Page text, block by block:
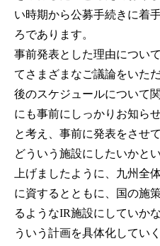
い時期から公募手続きに着
ろであります。
事前発表とした理由につい
てさまざまなご議論をいた
後のスケジュールについて
にも事前にしっかりお知ら
と考え、事前に発表をさせ
どういう施設にしたいかと
上げましたように、九州全
に資するとともに、国の施
るようなIR施設にしていか
ういう計画を具体化してい